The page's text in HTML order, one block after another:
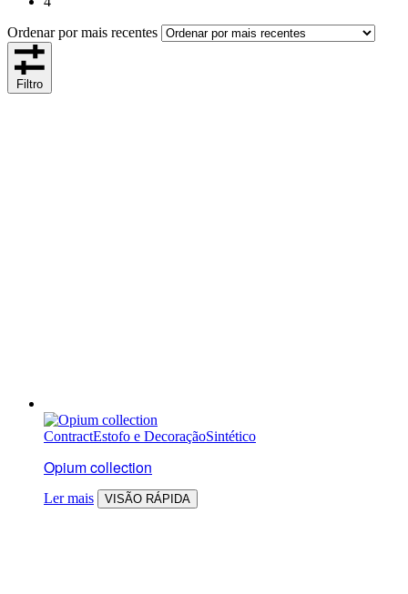
Ordenar por mais recentes
Filtro
ContractEstofo e DecoraçãoSintético
Opium collection
Ler mais VISÃO RÁPIDA